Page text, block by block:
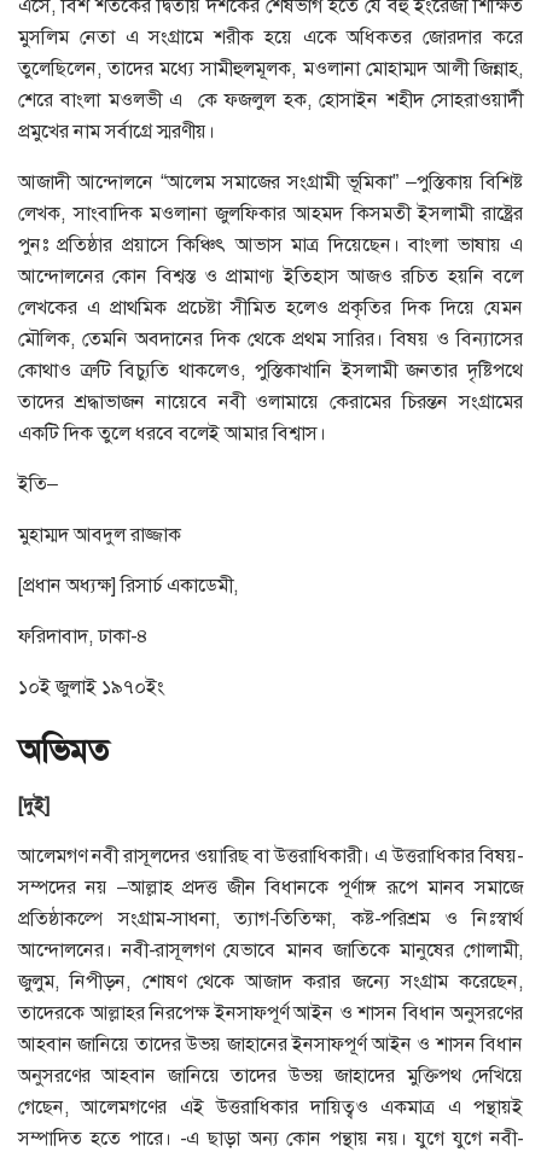
মুসলিম নেতা এ সংগ্রামে শরীক হয়ে একে অধিকতর জোরদার করে
তুলেছিলেন, তাদের মধ্যে সামীহুলমূলক, মওলানা মোহাম্মদ আলী জিন্নাহ,
শেরে বাংলা মওলভী এ কে ফজলুল হক, হোসাইন শহীদ সোহরাওয়ার্দী
প্রমুখের নাম সর্বাগ্রে স্মরণীয়।
আজাদী আন্দোলনে “আলেম সমাজের সংগ্রামী ভূমিকা” –পুস্তিকায় বিশিষ্ট
লেখক, সাংবাদিক মওলানা জুলফিকার আহমদ কিসমতী ইসলামী রাষ্ট্রের
পুনঃ প্রতিষ্ঠার প্রয়াসে কিঞ্চিৎ আভাস মাত্র দিয়েছেন। বাংলা ভাষায় এ
আন্দোলনের কোন বিশ্বস্ত ও প্রামাণ্য ইতিহাস আজও রচিত হয়নি বলে
লেখকের এ প্রাথমিক প্রচেষ্টা সীমিত হলেও প্রকৃতির দিক দিয়ে যেমন
মৌলিক, তেমনি অবদানের দিক থেকে প্রথম সারির। বিষয় ও বিন্যাসের
কোথাও ত্রুটি বিচ্যুতি থাকলেও, পুস্তিকাখানি ইসলামী জনতার দৃষ্টিপথে
তাদের শ্রদ্ধাভাজন নায়েবে নবী ওলামায়ে কেরামের চিরন্তন সংগ্রামের
একটি দিক তুলে ধরবে বলেই আমার বিশ্বাস।
ইতি–
মুহাম্মদ আবদুল রাজ্জাক
[প্রধান অধ্যক্ষ] রিসার্চ একাডেমী,
ফরিদাবাদ, ঢাকা-৪
১০ই জুলাই ১৯৭০ইং
অভিমত
[দুই]
আলেমগণ নবী রাসূলদের ওয়ারিছ বা উত্তরাধিকারী। এ উত্তরাধিকার বিষয়-
সম্পদের নয় –আল্লাহ প্রদত্ত জীন বিধানকে পূর্ণাঙ্গ রূপে মানব সমাজে
প্রতিষ্ঠাকল্পে সংগ্রাম-সাধনা, ত্যাগ-তিতিক্ষা, কষ্ট-পরিশ্রম ও নিঃস্বার্থ
আন্দোলনের। নবী-রাসূলগণ যেভাবে মানব জাতিকে মানুষের গোলামী,
জুলুম, নিপীড়ন, শোষণ থেকে আজাদ করার জন্যে সংগ্রাম করেছেন,
তাদেরকে আল্লাহর নিরপেক্ষ ইনসাফপূর্ণ আইন ও শাসন বিধান অনুসরণের
আহবান জানিয়ে তাদের উভয় জাহানের ইনসাফপূর্ণ আইন ও শাসন বিধান
অনুসরণের আহবান জানিয়ে তাদের উভয় জাহাদের মুক্তিপথ দেখিয়ে
গেছেন, আলেমগণের এই উত্তরাধিকার দায়িত্বও একমাত্র এ পন্থায়ই
সম্পাদিত হতে পারে। -এ ছাড়া অন্য কোন পন্থায় নয়। যুগে যুগে নবী-